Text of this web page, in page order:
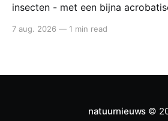
insecten - met een bijna
De boerenzwaluw jaagt altijd in
7 aug. 2026 — 1 min read
natuurnieuws ©